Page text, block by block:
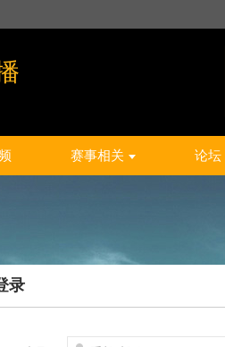
赛事相关 论坛
录